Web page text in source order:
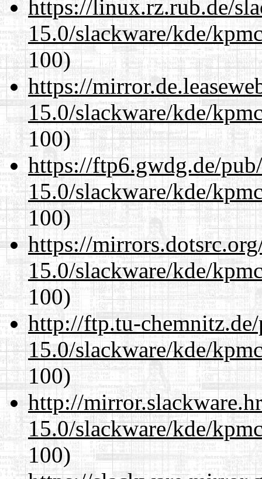
https://linux.rz.rub.de/
15.0/slackware/kde/
100)
https://
15.0/slackware/kde/
100)
https://ftp6.gwdg.de/
15.0/slackware/kde/
100)
https://
15.0/slackware/kde/
100)
http://ftp.tu-
15.0/slackware/kde/
100)
http://
15.0/slackware/kde/
100)